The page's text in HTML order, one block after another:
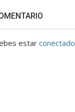
estar conectado